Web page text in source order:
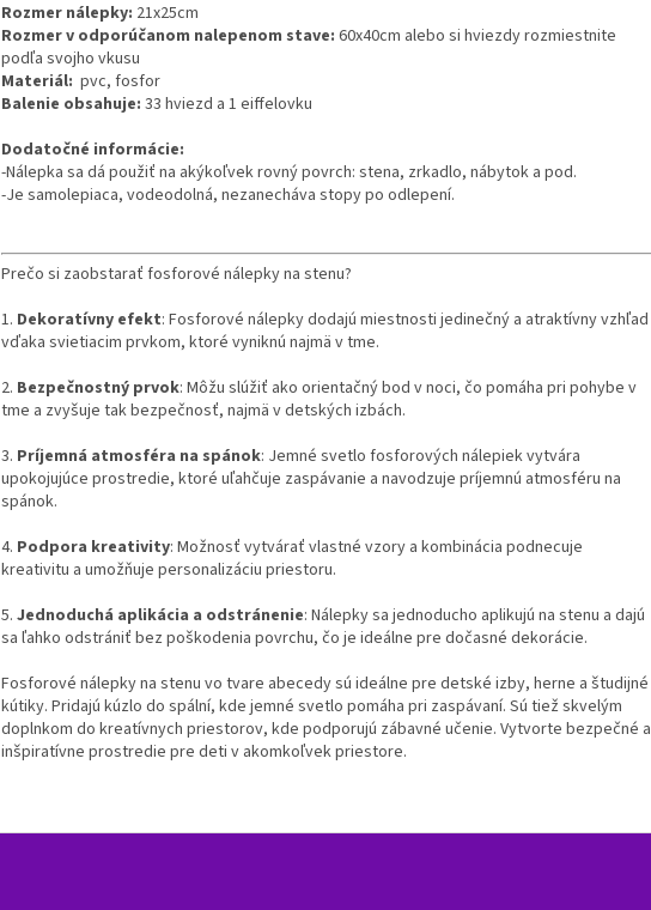
Rozmer nálepky: 21x25cm
Rozmer v odporúčanom nalepenom stave: 60x40cm alebo si hviezdy rozmiestnite
podľa svojho vkusu
Materiál: pvc, fosfor
Balenie obsahuje: 33 hviezd a 1 eiffelovku
Dodatočné informácie:
-Nálepka sa dá použiť na akýkoľvek rovný povrch: stena, zrkadlo, nábytok a pod.
-Je samolepiaca, vodeodolná, nezanecháva stopy po odlepení.
Prečo si zaobstarať fosforové nálepky na stenu?
1. Dekoratívny efekt: Fosforové nálepky dodajú miestnosti jedinečný a atraktívny vzhľad
vďaka svietiacim prvkom, ktoré vyniknú najmä v tme.
2. Bezpečnostný prvok: Môžu slúžiť ako orientačný bod v noci, čo pomáha pri pohybe v
tme a zvyšuje tak bezpečnosť, najmä v detských izbách.
3. Príjemná atmosféra na spánok: Jemné svetlo fosforových nálepiek vytvára
upokojujúce prostredie, ktoré uľahčuje zaspávanie a navodzuje príjemnú atmosféru na
spánok.
4. Podpora kreativity: Možnosť vytvárať vlastné vzory a kombinácia podnecuje
kreativitu a umožňuje personalizáciu priestoru.
5. Jednoduchá aplikácia a odstránenie: Nálepky sa jednoducho aplikujú na stenu a dajú
sa ľahko odstrániť bez poškodenia povrchu, čo je ideálne pre dočasné dekorácie.
Fosforové nálepky na stenu vo tvare abecedy sú ideálne pre detské izby, herne a študijné
kútiky. Pridajú kúzlo do spální, kde jemné svetlo pomáha pri zaspávaní. Sú tiež skvelým
doplnkom do kreatívnych priestorov, kde podporujú zábavné učenie. Vytvorte bezpečné a
inšpiratívne prostredie pre deti v akomkoľvek priestore.